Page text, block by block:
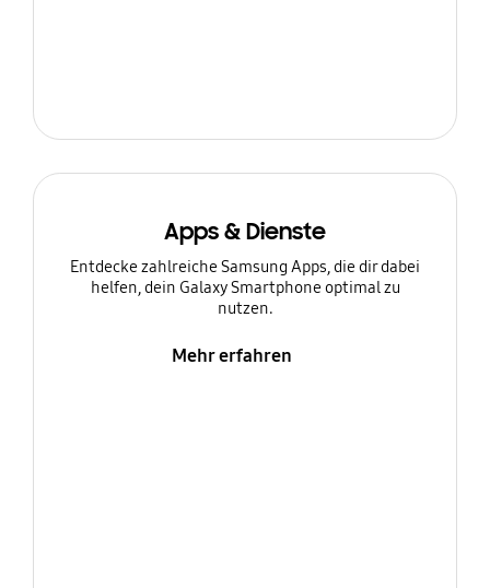
Apps & Dienste
Entdecke zahlreiche Samsung Apps, die dir dabei
helfen, dein Galaxy Smartphone optimal zu
nutzen.
Mehr erfahren